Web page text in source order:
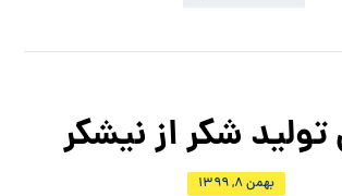
شکر از نیشکر
بهمن ۸, ۱۳۹۹